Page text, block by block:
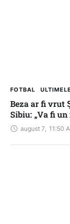
FOTBAL
Beza ar fi vrut
Sibiu: „Va fi un
august 7 11:50